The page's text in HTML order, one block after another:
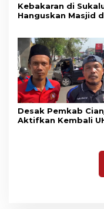
Kebakaran di
Hanguskan Masjid
Desak Pemkab
Aktifkan Kembali